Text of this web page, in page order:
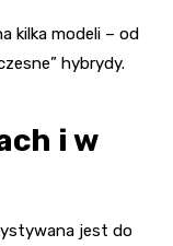
kilka modeli – od
hybrydy.
i w
jest do